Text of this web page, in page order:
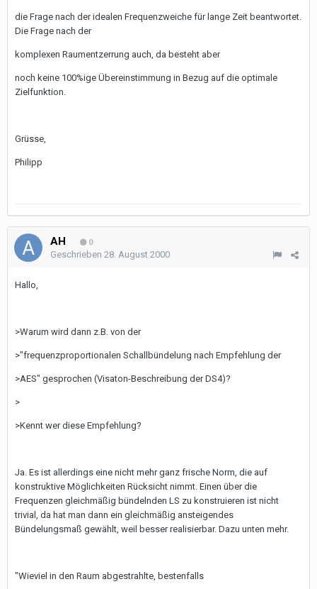
die Frage nach der idealen Frequenzweiche für lange Zeit beantwortet.
Die Frage nach der
komplexen Raumentzerrung auch, da besteht aber
noch keine 100%ige Übereinstimmung in Bezug auf die optimale
Zielfunktion.
Grüsse,
Philipp
AH 0
Geschrieben 28. August 2000
Hallo,
>Warum wird dann z.B. von der
>"frequenzproportionalen Schallbündelung nach Empfehlung der
>AES" gesprochen (Visaton-Beschreibung der DS4)?
>
>Kennt wer diese Empfehlung?
Ja. Es ist allerdings eine nicht mehr ganz frische Norm, die auf
konstruktive Möglichkeiten Rücksicht nimmt. Einen über die
Frequenzen gleichmäßig bündelnden LS zu konstruieren ist nicht
trivial, da hat man dann ein gleichmäßig ansteigendes
Bündelungsmaß gewählt, weil besser realisierbar. Dazu unten mehr.
"Wieviel in den Raum abgestrahlte, bestenfalls